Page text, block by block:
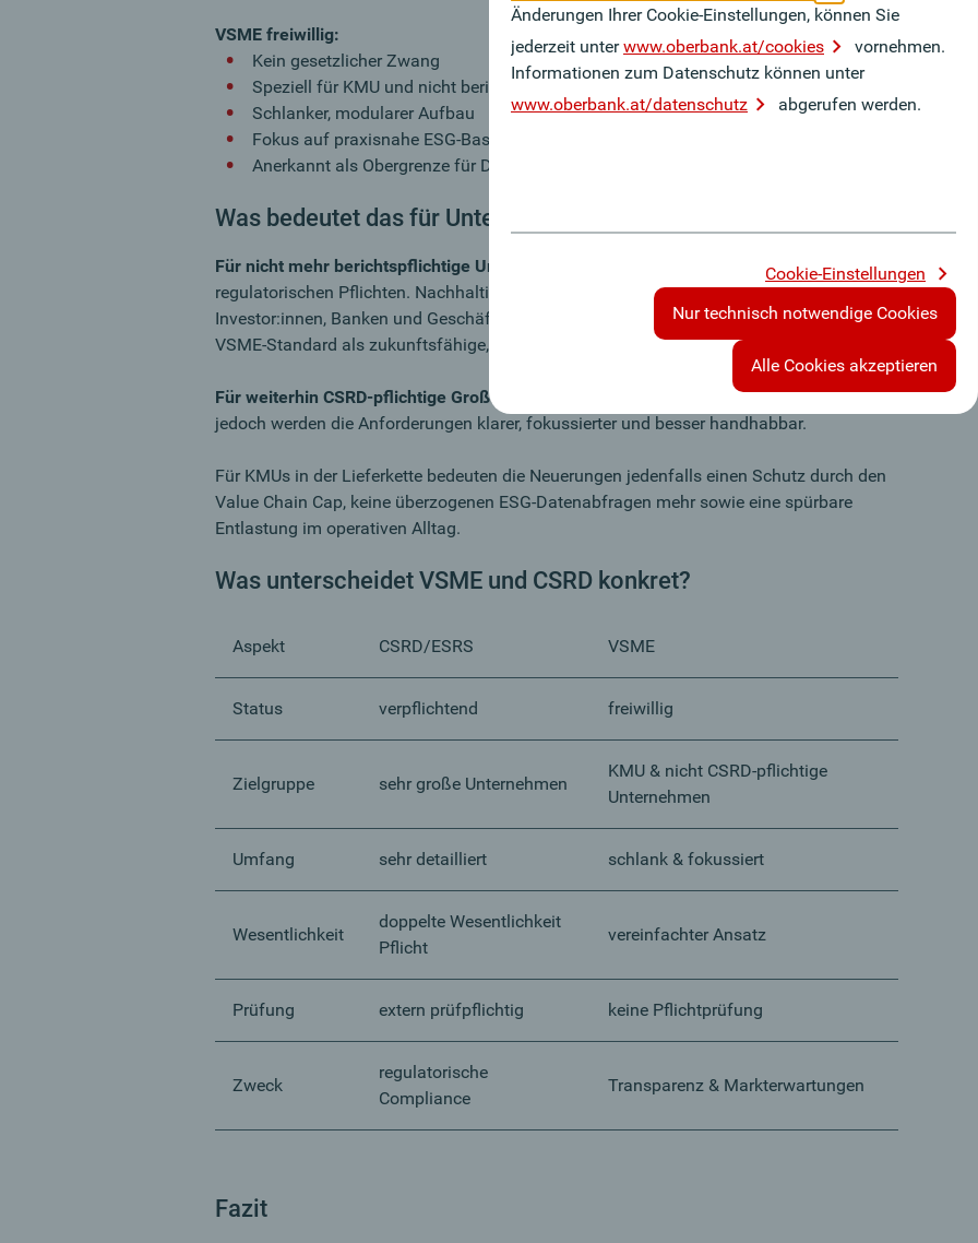
VSME freiwillig:
Kein gesetzlicher Zwang
Speziell für KMU und nicht berichtspflichtige Unternehmen entwickelt
Schlanker, modularer Aufbau
Fokus auf praxisnahe ESG-Basisinformationen
Anerkannt als Obergrenze für Datenanforderungen in der Lieferkette
Was bedeutet das für Unternehmen konkret?
Für nicht mehr berichtspflichtige Unternehmen
eine deutliche Entlastung von
regulatorischen Pflichten. Nachhaltigkeit bleibt dennoch relevant für Kund:innen,
Investor:innen, Banken und Geschäftspartner:innen. Unsere Empfehlung: Orientierung am
VSME-Standard als zukunftsfähige, freiwillige Lösung.
Für weiterhin CSRD-pflichtige Großunternehmen
bleiben die Berichtspflichten bestehen,
jedoch werden die Anforderungen klarer, fokussierter und besser handhabbar.
Für KMUs in der Lieferkette bedeuten die Neuerungen jedenfalls einen Schutz durch den
Value Chain Cap, keine überzogenen ESG-Datenabfragen mehr sowie eine spürbare
Entlastung im operativen Alltag.
Was unterscheidet VSME und CSRD konkret?
Aspekt CSRD/ESRS VSME
Status verpflichtend freiwillig
Zielgruppe sehr große Unternehmen
KMU & nicht CSRD-pflichtige
Unternehmen
Umfang sehr detailliert schlank & fokussiert
Wesentlichkeit
doppelte Wesentlichkeit
Pflicht
vereinfachter Ansatz
Prüfung extern prüfpflichtig keine Pflichtprüfung
Zweck
regulatorische
Compliance
Transparenz & Markterwartungen
Fazit
Änderungen Ihrer Cookie-Einstellungen, können Sie
jederzeit unterwww.oberbank.at/cookies
vornehmen.
Informationen zum Datenschutz können unter
www.oberbank.at/datenschutz
abgerufen werden.
Cookie-Einstellungen
Nur technisch notwendige Cookies
Alle Cookies akzeptieren